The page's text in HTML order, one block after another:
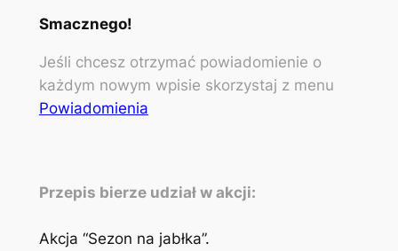
Smacznego!
Jeśli chcesz otrzymać powiadomienie o
każdym nowym wpisie skorzystaj z menu
Powiadomienia
Przepis bierze udział w akcji:
Akcja “Sezon na jabłka”.